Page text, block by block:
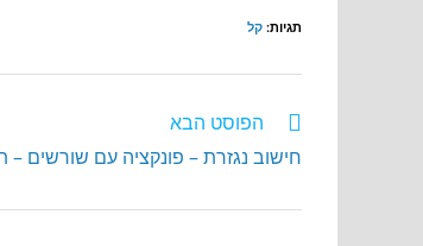
תגיות: קל
הפוסט הבא
חישוב נגזרת – פונקציה עם שורשים –